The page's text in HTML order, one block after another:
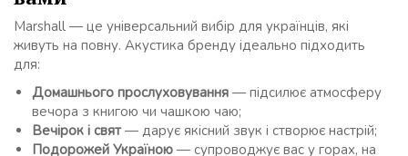
Marshall — це універсальний вибір для українців, які
живуть на повну. Акустика бренду ідеально підходить
для:
Домашнього прослуховування — підсилює атмосферу
вечора з книгою чи чашкою чаю;
Вечірок і свят— дарує якісний звук і створює настрій;
Подорожей Україною — супроводжує вас у горах, на